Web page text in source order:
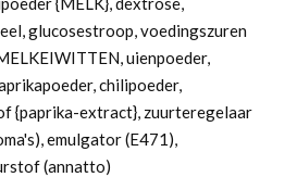
glucosestroop, voedingszuren
uienpoeder,
chilipoeder,
{paprika-extract}, zuurteregelaar
emulgator (E471),
(annatto)